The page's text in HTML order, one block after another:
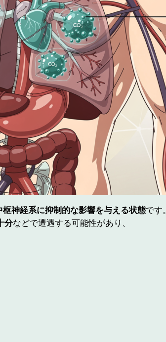
枢神経系に抑制的な影響を与える状態です。
分などで遭遇する可能性があり、